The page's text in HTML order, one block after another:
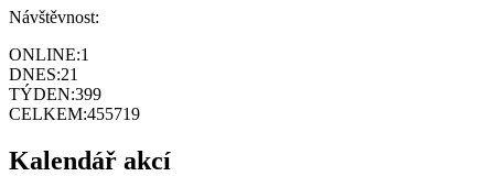
Návštěvnost:
ONLINE:1
DNES:21
TÝDEN:399
CELKEM:455719
Kalendář akcí